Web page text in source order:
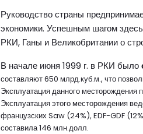
Руководство страны
экономики. Успешным шагом
РКИ, Ганы и Великобритании о
В начале июня 1999 г. в РКИ было
составляют 650 млрд.куб.м., что
Эксплуатация данного месторождения
Эксплуатация этого месторождения
французских Saw (24%), EDF-GDF
составила 146 млн.долл.